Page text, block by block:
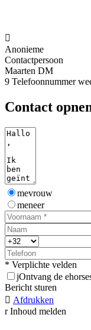

Anonieme
Contactpersoon
Maarten DM
9 Telefoonnummer
Contact
mevrouw
meneer
* Verplichte velden
jOntvang de
Bericht sturen
 Afdrukken
r Inhoud melden